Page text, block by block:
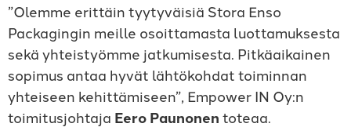
”Olemme erittäin tyytyväisiä Stora Enso
Packagingin meille osoittamasta luottamuksesta
sekä yhteistyömme jatkumisesta. Pitkäaikainen
sopimus antaa hyvät lähtökohdat toiminnan
yhteiseen kehittämiseen”, Empower IN Oy:n
toimitusjohtaja Eero Paunonentoteaa.